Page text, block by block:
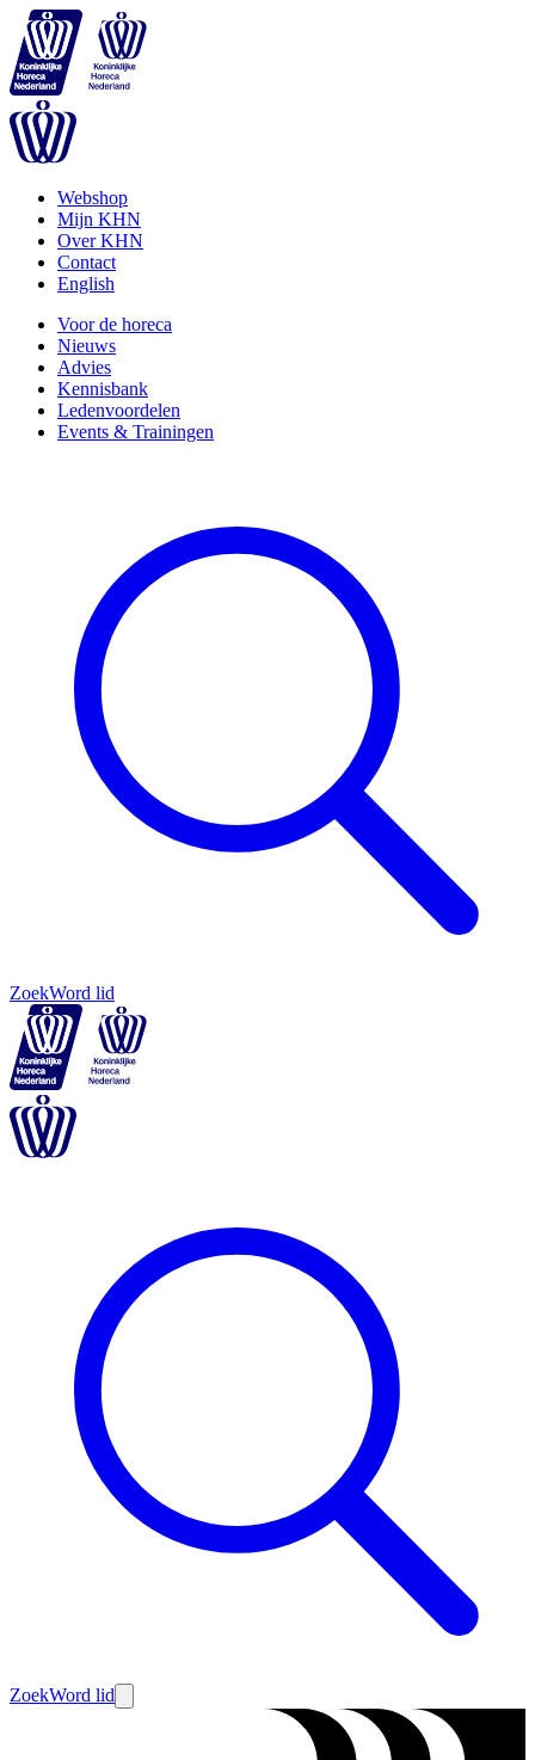
Webshop
Mijn KHN
Over KHN
Contact
English
Voor de horeca
Nieuws
Advies
Kennisbank
Ledenvoordelen
Events & Trainingen
ZoekWord lid
ZoekWord lid